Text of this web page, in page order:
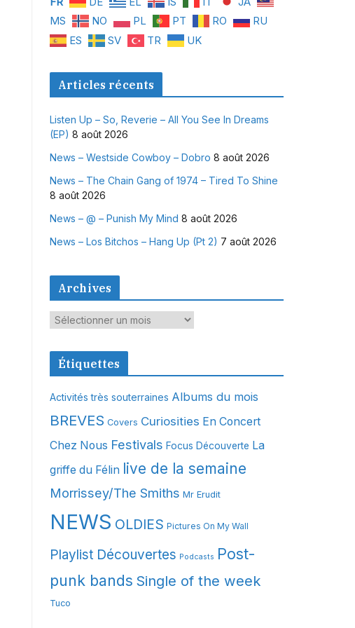
MS
NO PL PT RO
RU
ES
SV TR UK
Articles récents
Listen Up – So, Reverie – All You See In Dreams
(EP) 8 août 2026
News – Westside Cowboy – Dobro 8 août 2026
News – The Chain Gang of 1974 – Tired To Shine
8 août 2026
News – @ – Punish My Mind 8 août 2026
News – Los Bitchos – Hang Up (Pt 2) 7 août 2026
Archives
A
c
e
s
Étiquettes
Activités très souterraines Albums du mois
BREVES Covers Curiosities En Concert
Chez Nous Festivals Focus Découverte La
griffe du Félin live de la semaine
Morrissey/The Smiths Mr Erudit
NEWS OLDIES Pictures On My Wall
Playlist Découvertes Podcasts Post-
punk bands Single of the week
Tuco